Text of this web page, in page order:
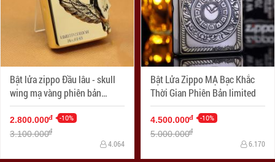
Bật lửa zippo Đầu lâu - skull
wing mạ vàng phiên bản
Limited
2.800.000đ -10%
3.100.000đ
4.064
Bật Lửa Zippo MẠ Bạc Khắc
Thời Gian Phiên Bản limited
4.500.000đ -10%
5.000.000đ
6.170